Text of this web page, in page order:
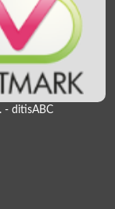
- ditisABC